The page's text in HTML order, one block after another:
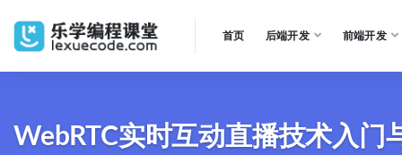
首页 后端开发 前端开发
WebRTC实时互动直播技术入门